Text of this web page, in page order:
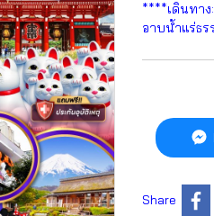
****เดินทา
อาบน้ำแร่ธ
Share